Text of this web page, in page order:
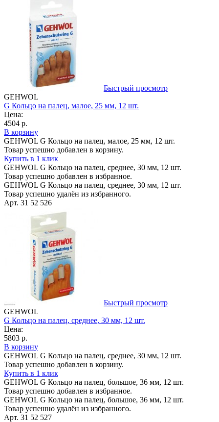
Быстрый просмотр
GEHWOL
G Кольцо на палец, малое, 25 мм, 12 шт.
Цена:
4504 р.
В корзину
GEHWOL G Кольцо на палец, малое, 25 мм, 12 шт.
Товар успешно добавлен в корзину.
Купить в 1 клик
GEHWOL G Кольцо на палец, среднее, 30 мм, 12 шт.
Товар успешно добавлен в избранное.
GEHWOL G Кольцо на палец, среднее, 30 мм, 12 шт.
Товар успешно удалён из избранного.
Арт. 31 52 526
Быстрый просмотр
GEHWOL
G Кольцо на палец, среднее, 30 мм, 12 шт.
Цена:
5803 р.
В корзину
GEHWOL G Кольцо на палец, среднее, 30 мм, 12 шт.
Товар успешно добавлен в корзину.
Купить в 1 клик
GEHWOL G Кольцо на палец, большое, 36 мм, 12 шт.
Товар успешно добавлен в избранное.
GEHWOL G Кольцо на палец, большое, 36 мм, 12 шт.
Товар успешно удалён из избранного.
Арт. 31 52 527